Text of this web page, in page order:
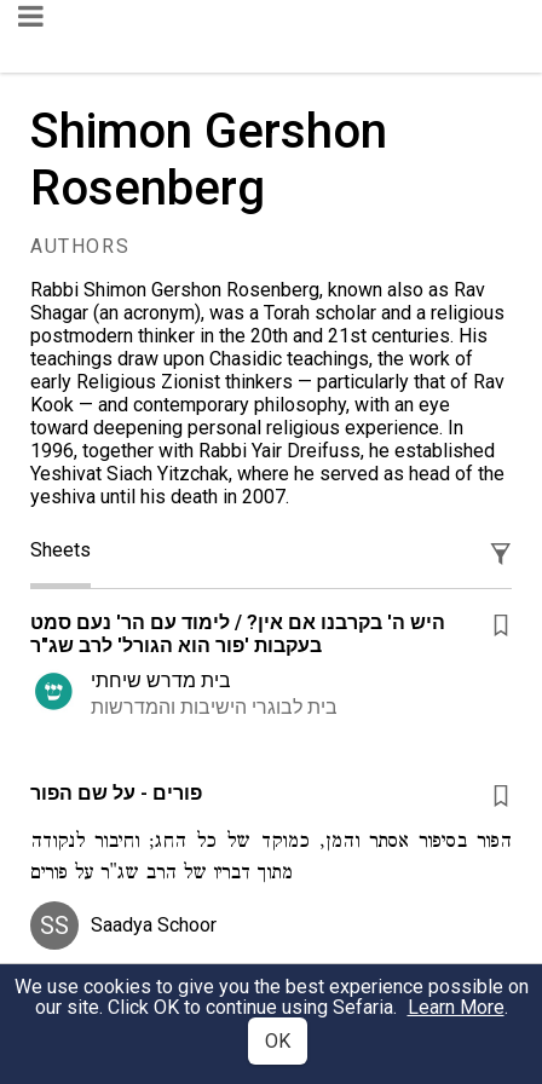
Shimon Gershon
Rosenberg
AUTHORS
Rabbi Shimon Gershon Rosenberg, known also as Rav
Shagar (an acronym), was a Torah scholar and a religious
postmodern thinker in the 20th and 21st centuries. His
teachings draw upon Chasidic teachings, the work of
early Religious Zionist thinkers — particularly that of Rav
Kook — and contemporary philosophy, with an eye
toward deepening personal religious experience. In
1996, together with Rabbi Yair Dreifuss, he established
Yeshivat Siach Yitzchak, where he served as head of the
yeshiva until his death in 2007.
Sheets
היש ה' בקרבנו אם אין? / לימוד עם הר' נעם סמט
בעקבות 'פור הוא הגורל' לרב שג"ר
בית מדרש שיחתי
בית לבוגרי הישיבות והמדרשות
פורים - על שם הפור
הפור בסיפור אסתר והמן, כמוקד של כל החג; וחיבור לנקודה
מתוך דבריו של הרב שג"ר על פורים
SS Saadya Schoor
We use cookies to give you the best experience possible on
our site. Click OK to continue using Sefaria. Learn More.
OK